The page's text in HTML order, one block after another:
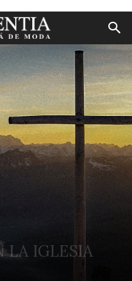
LA IGLESIA